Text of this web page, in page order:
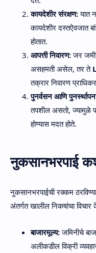
कायदेशीर संरक्षण:यात
कायदेशीर दस्तऐवजात
होतात.
आपत्ती निवारण:जर
असहमती असेल, तर ते
तक्रार निवारण
पुनर्वसन आणि
तपशील असतो, ज्यामुळे
होण्यास मदत होते.
नुकसानभरपाई
नुकसानभरपाईची रक्कम
अंतर्गत खालील निकषांचा विचार
बाजारमूल्य:जमिनीचे
अलीकडील विक्री